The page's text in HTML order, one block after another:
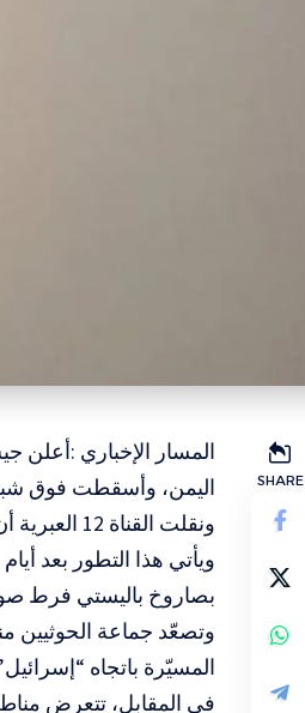
SHARE
المسار الإخباري :أعلن
اليمن، وأسقطت فوق شبه
ونقلت القناة 12 العبرية أن المسيّرة كانت تستهدف مواقع داخل الكيان.
ويأتي هذا التطور بعد
بصاروخ باليستي فرط
وتصعّد جماعة الحوثيين
المسيّرة باتجاه
في المقابل، تتعرض